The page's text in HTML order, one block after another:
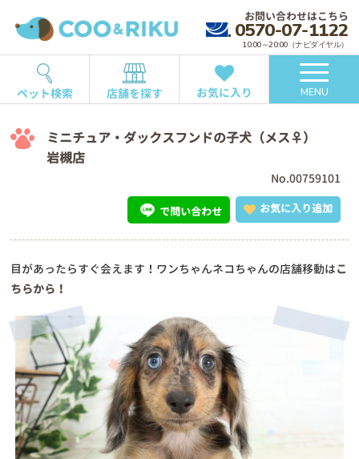
お問い合わせはこちら
0570-07-1122
10:00～20:00（ナビダイヤル）
ペット検索 店舗を探す お気に入り MENU
ミニチュア・ダックスフンドの子犬（メス♀）
岩槻店
No.00759101
お気に入り追加
で問い合わせ
目があったらすぐ会えます！ワンちゃんネコちゃんの店舗移動はこ
ちらから！